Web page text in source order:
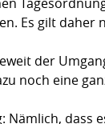
Es gilt
der
noch eine
dass